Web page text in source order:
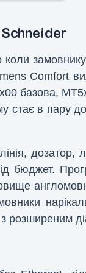
Comfort
базова,
стає в пару
дозатор,
бюджет.
розширеним